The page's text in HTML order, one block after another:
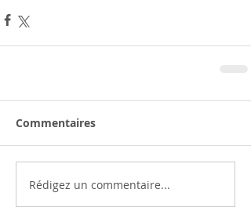
Commentaires
Rédigez un commentaire...